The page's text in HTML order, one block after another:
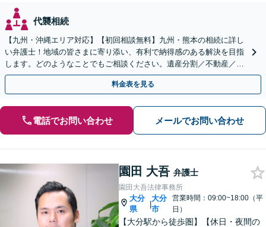
代襲相続
【九州・沖縄エリア対応】【初回相談無料】九州・熊本の相続に詳し
い弁護士！地域の皆さまに寄り添い、有利で納得感のある解決を目指
します。どのようなことでもご相談ください。遺産分割／不動産／遺
言書／使い込み／寄与分／遺留分／相続放棄【完全個室】
料金表を見る
電話でお問い合わせ メールでお問い合わせ
園田 大吾 弁護士
園田大吾法律事務所
大分
県
|
大分
市
営業時間：09:00~18:00（平
日）
【大分駅から徒歩圏】【休日・夜間の